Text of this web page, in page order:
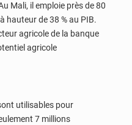
Mali, il emploie près de 80
hauteur de 38 % au PIB.
agricole de la banque
agricole
utilisables pour
7 millions